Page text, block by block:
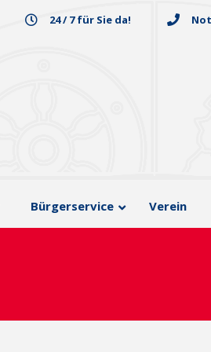
24 / 7 für Sie da!
Bürgerservice Verein